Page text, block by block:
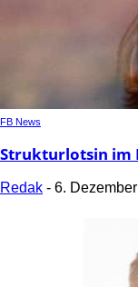
FB News
Strukturlotsin im
Redak - 6.